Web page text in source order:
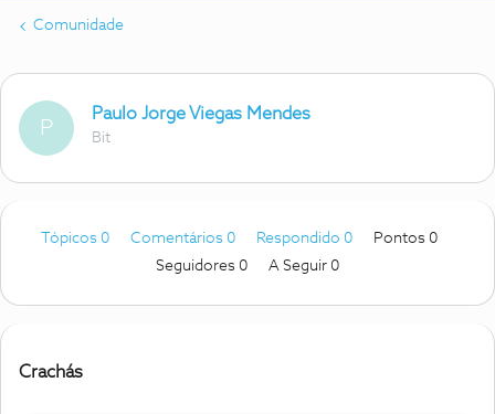
Comunidade
P
Paulo Jorge Viegas Mendes
Bit
Tópicos 0 Comentários 0 Respondido 0
Pontos 0
Seguidores 0 A Seguir 0
Crachás